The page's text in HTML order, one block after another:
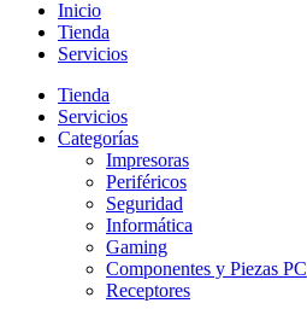
Inicio
Tienda
Servicios
Tienda
Servicios
Categorías
Impresoras
Periféricos
Seguridad
Informática
Gaming
Componentes y Piezas PC
Receptores